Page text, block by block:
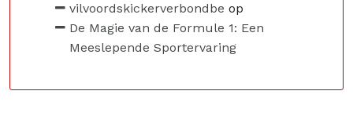
vilvoordskickerverbondbe op
De Magie van de Formule 1: Een
Meeslepende Sportervaring